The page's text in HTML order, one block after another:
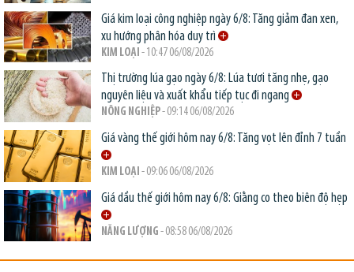
Giá kim loại công nghiệp ngày 6/8: Tăng giảm đan xen,
xu hướng phân hóa duy trì
KIM LOẠI - 10:47 06/08/2026
Thị trường lúa gạo ngày 6/8: Lúa tươi tăng nhẹ, gạo
nguyên liệu và xuất khẩu tiếp tục đi ngang
NÔNG NGHIỆP- 09:14 06/08/2026
Giá vàng thế giới hôm nay 6/8: Tăng vọt lên đỉnh 7 tuần
KIM LOẠI - 09:06 06/08/2026
Giá dầu thế giới hôm nay 6/8: Giằng co theo biên độ hẹp
NĂNG LƯỢNG - 08:58 06/08/2026